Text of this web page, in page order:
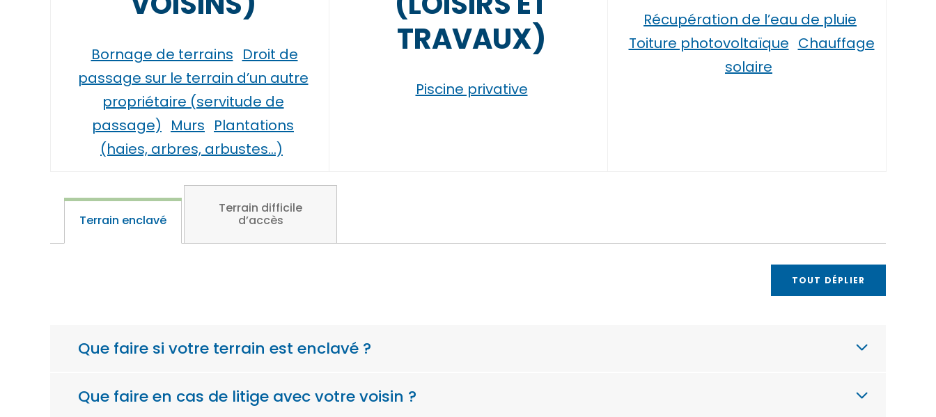
Bornage de terrains Droit de
passage sur le terrain d’un autre
propriétaire (servitude de
passage)
Murs Plantations
(haies, arbres, arbustes…)
TRAVAUX)
Piscine privative
Récupération de l’eau de pluie
Toiture photovoltaïque Chauffage
solaire
Terrain enclavé
Terrain difficile
d’accès
TOUT DÉPLIER
Que faire si votre terrain est enclavé ?
Que faire en cas de litige avec votre voisin ?